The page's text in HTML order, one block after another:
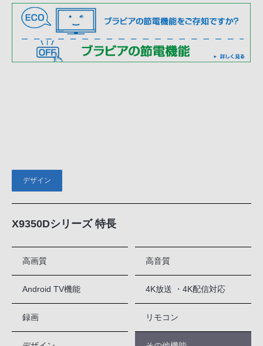
デザイン
X9350Dシリーズ 特長
高画質 高音質
Android TV機能 4K放送 ・4K配信対応
録画 リモコン